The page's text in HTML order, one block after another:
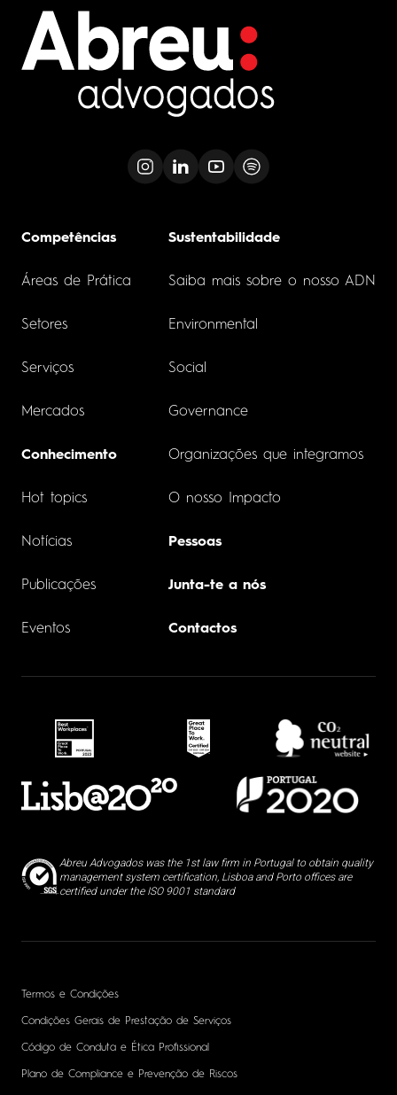
Competências
Áreas de Prática
Setores
Serviços
Mercados
Conhecimento
Hot topics
Notícias
Publicações
Eventos
Sustentabilidade
Saiba mais sobre o nosso ADN
Environmental
Social
Governance
Organizações que integramos
O nosso Impacto
Pessoas
Junta-te a nós
Contactos
Abreu Advogados was the 1st law firm in Portugal to obtain quality
management system certification, Lisboa and Porto offices are
certified under the ISO 9001 standard
Termos e Condições
Condições Gerais de Prestação de Serviços
Código de Conduta e Ética Profissional
Plano de Compliance e Prevenção de Riscos